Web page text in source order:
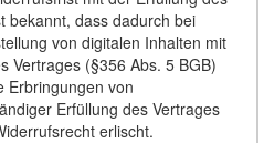
bekannt, dass dadurch bei
von digitalen Inhalten mit
Vertrages (§356 Abs. 5 BGB)
Erbringungen von
Erfüllung des Vertrages
erlischt.